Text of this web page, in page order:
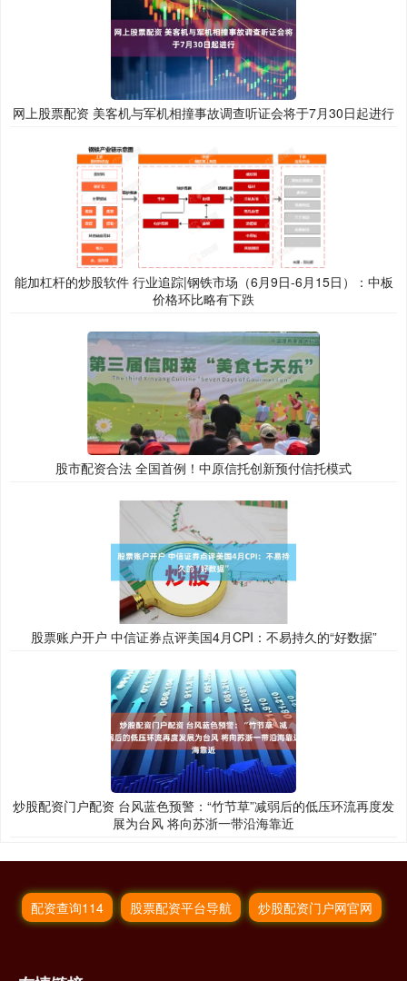
网上股票配资 美客机与军机相撞事故调查听证会将于7月30日起进行
能加杠杆的炒股软件 行业追踪|钢铁市场（6月9日-6月15日）：中板
价格环比略有下跌
股市配资合法 全国首例！中原信托创新预付信托模式
股票账户开户 中信证券点评美国4月CPI：不易持久的“好数据”
炒股配资门户配资 台风蓝色预警：“竹节草”减弱后的低压环流再度发
展为台风 将向苏浙一带沿海靠近
配资查询114 股票配资平台导航 炒股配资门户网官网